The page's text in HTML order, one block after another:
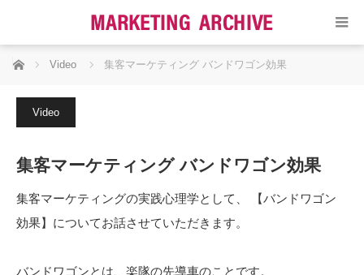
ホーム Video 集客マーケティング バンドワゴン効果
Video
集客マーケティング バンドワゴン効果
集客マーケティングの実践心理学として、 【バンドワゴン
効果】についてお話させていただきます。
バンドワゴンとは、楽隊の先導車のことです。